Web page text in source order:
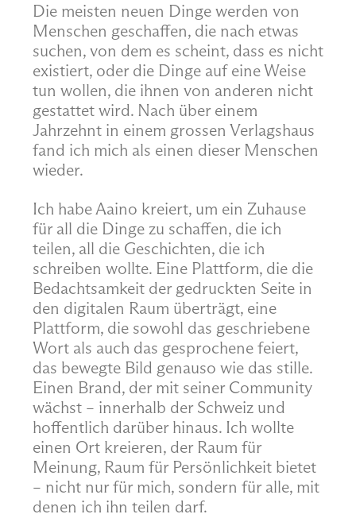
Die meisten neuen Dinge werden von
Menschen geschaffen, die nach etwas
suchen, von dem es scheint, dass es nicht
existiert, oder die Dinge auf eine Weise
tun wollen, die ihnen von anderen nicht
gestattet wird. Nach über einem
Jahrzehnt in einem grossen Verlagshaus
fand ich mich als einen dieser Menschen
wieder.
Ich habe Aaino kreiert, um ein Zuhause
für all die Dinge zu schaffen, die ich
teilen, all die Geschichten, die ich
schreiben wollte. Eine Plattform, die die
Bedachtsamkeit der gedruckten Seite in
den digitalen Raum überträgt, eine
Plattform, die sowohl das geschriebene
Wort als auch das gesprochene feiert,
das bewegte Bild genauso wie das stille.
Einen Brand, der mit seiner Community
wächst – innerhalb der Schweiz und
hoffentlich darüber hinaus. Ich wollte
einen Ort kreieren, der Raum für
Meinung, Raum für Persönlichkeit bietet
– nicht nur für mich, sondern für alle, mit
denen ich ihn teilen darf.